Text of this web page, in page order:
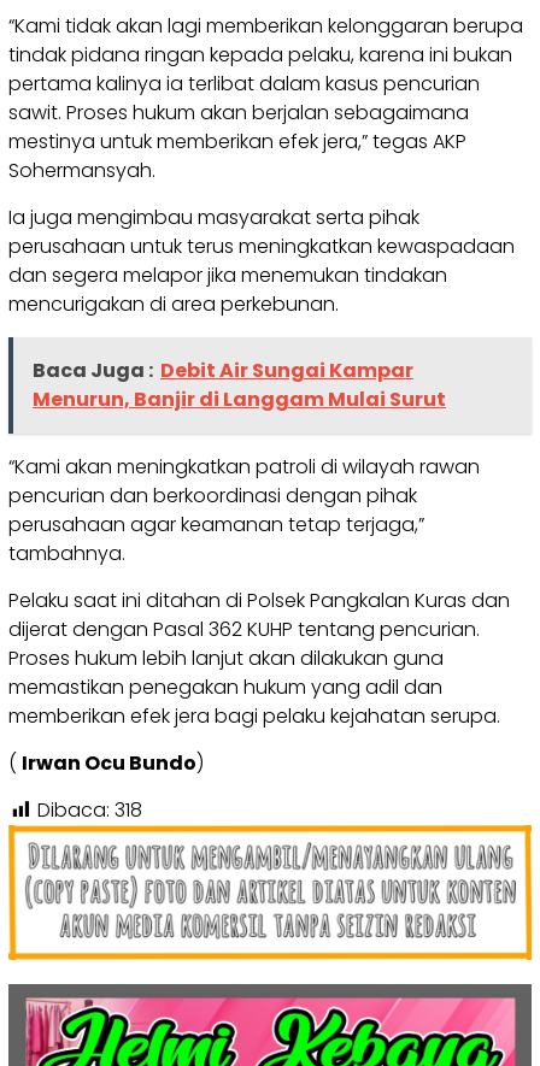
“Kami tidak akan lagi memberikan kelonggaran berupa
tindak pidana ringan kepada pelaku, karena ini bukan
pertama kalinya ia terlibat dalam kasus pencurian
sawit. Proses hukum akan berjalan sebagaimana
mestinya untuk memberikan efek jera,” tegas AKP
Sohermansyah.
Ia juga mengimbau masyarakat serta pihak
perusahaan untuk terus meningkatkan kewaspadaan
dan segera melapor jika menemukan tindakan
mencurigakan di area perkebunan.
Baca Juga : Debit Air Sungai Kampar
Menurun, Banjir di Langgam Mulai Surut
“Kami akan meningkatkan patroli di wilayah rawan
pencurian dan berkoordinasi dengan pihak
perusahaan agar keamanan tetap terjaga,”
tambahnya.
Pelaku saat ini ditahan di Polsek Pangkalan Kuras dan
dijerat dengan Pasal 362 KUHP tentang pencurian.
Proses hukum lebih lanjut akan dilakukan guna
memastikan penegakan hukum yang adil dan
memberikan efek jera bagi pelaku kejahatan serupa.
( Irwan Ocu Bundo)
Dibaca: 318